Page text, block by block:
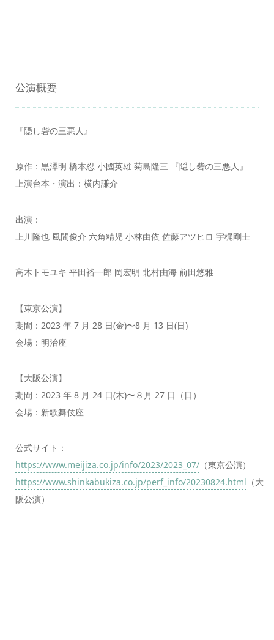
公演概要
『隠し砦の三悪人』
原作：黒澤明 橋本忍 小國英雄 菊島隆三 『隠し砦の三悪人』
上演台本・演出：横内謙介
出演：
上川隆也 風間俊介 六角精児 小林由依 佐藤アツヒロ 宇梶剛士
高木トモユキ 平田裕一郎 岡宏明 北村由海 前田悠雅
【東京公演】
期間：2023 年 7 月 28 日(金)〜8 月 13 日(日)
会場：明治座
【大阪公演】
期間：2023 年 8 月 24 日(木)〜８月 27 日（日）
会場：新歌舞伎座
公式サイト：
https://www.meijiza.co.jp/info/2023/2023_07/（東京公演）
https://www.shinkabukiza.co.jp/perf_info/20230824.html （大
阪公演）